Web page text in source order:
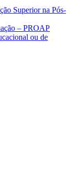
Superior na Pós-
– PROAP
ou de